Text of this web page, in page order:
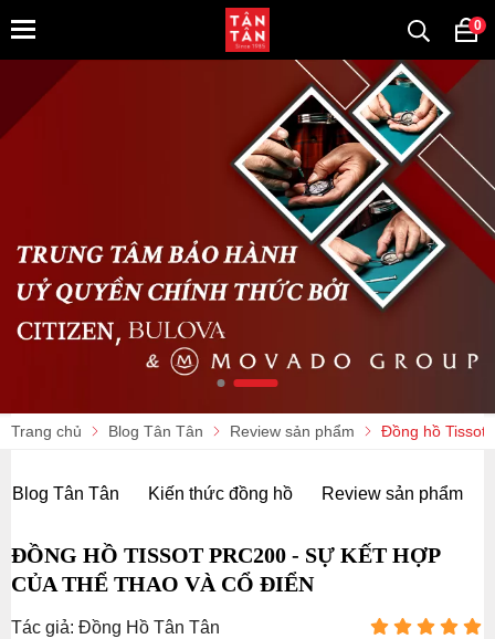
0
Trang chủ Blog Tân Tân Review sản phẩm Đồng hồ Tissot
Blog Tân Tân Kiến thức đồng hồ Review sản phẩm
ĐỒNG HỒ TISSOT PRC200 - SỰ KẾT HỢP
CỦA THỂ THAO VÀ CỔ ĐIỂN
Tác giả: Đồng Hồ Tân Tân